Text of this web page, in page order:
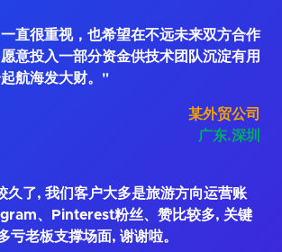
直很重视，也希望在不远未来双方合作
意投入一部分资金供技术团队沉淀有用
航海发大财。"
某外贸公司
广东.深圳
久了, 我们客户大多是旅游方向运营账
、Pinterest粉丝、赞比较多, 关键
亏老板支撑场面, 谢谢啦。